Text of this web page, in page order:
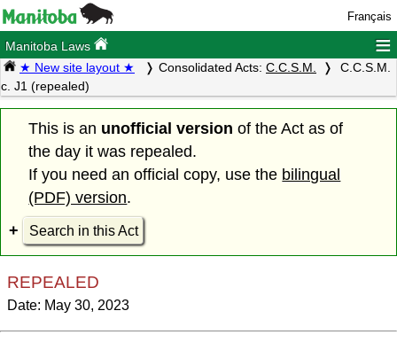
Français
Manitoba Laws ≡
★ New site layout ★ Consolidated Acts: C.C.S.M.
C.C.S.M.
c. J1 (repealed)
This is an unofficial version of the Act as of
the day it was repealed.
If you need an official copy, use the bilingual
(PDF) version.
Search in this Act
REPEALED
Date: May 30, 2023